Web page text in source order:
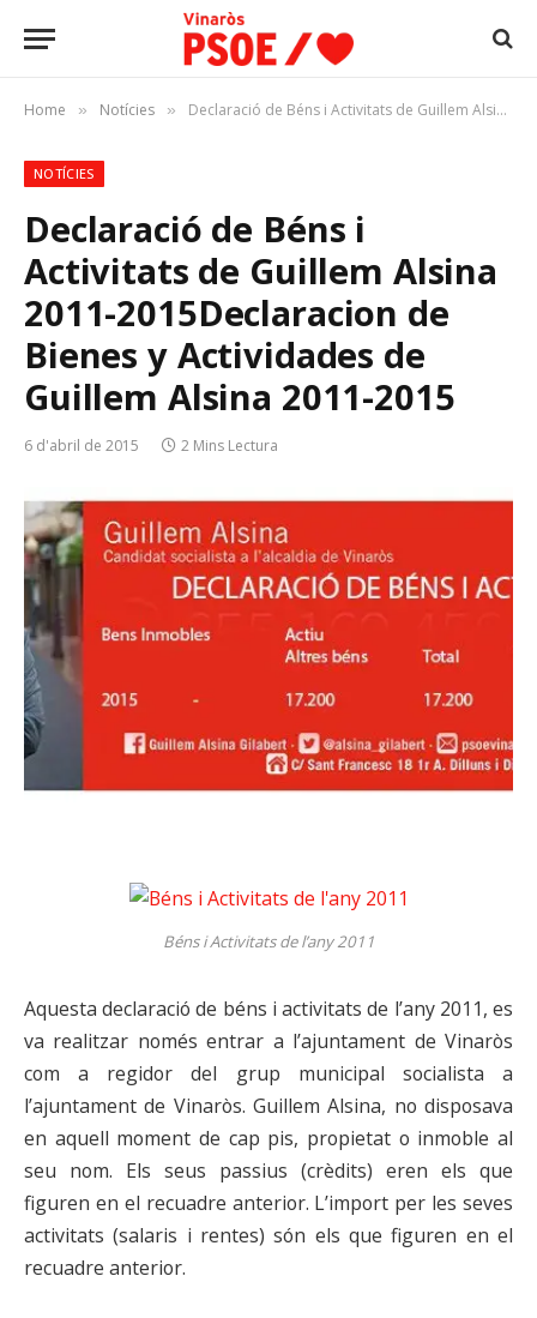
Home » Notícies » Declaració de Béns i Activitats de Guillem Alsina 2011-2015Declaracion de Bienes y Actividades de Guillem Alsina 2011-2015
NOTÍCIES
Declaració de Béns i
Activitats de Guillem Alsina
2011-2015Declaracion de
Bienes y Actividades de
Guillem Alsina 2011-2015
6 d'abril de 2015 2 Mins Lectura
Béns i Activitats de l’any 2011
Aquesta declaració de béns i activitats de l’any 2011, es
va realitzar només entrar a l’ajuntament de Vinaròs
com a regidor del grup municipal socialista a
l’ajuntament de Vinaròs. Guillem Alsina, no disposava
en aquell moment de cap pis, propietat o inmoble al
seu nom. Els seus passius (crèdits) eren els que
figuren en el recuadre anterior. L’import per les seves
activitats (salaris i rentes) són els que figuren en el
recuadre anterior.